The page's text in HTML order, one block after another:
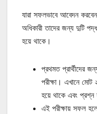
যারা সফলভাবে আবেদন
অধিকারী তাদের জন্য দুটি
হয়ে থাকে।
প্রথমত প্রার্থীদের
পরীক্ষা। এখানে মোট
হয়ে থাকে এবং প্রশ্ন
এই পরীক্ষায় সফল হলে